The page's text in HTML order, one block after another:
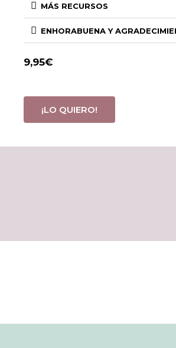
MÁS RECURSOS
ENHORABUENA Y
9,95€
¡LO QUIERO!